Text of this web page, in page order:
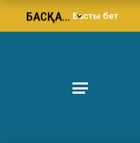
Басты бет
БАСҚА…